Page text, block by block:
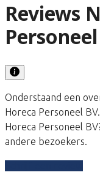
Reviews
Onderstaand een
Horeca Personeel
Horeca Personeel
andere bezoekers.